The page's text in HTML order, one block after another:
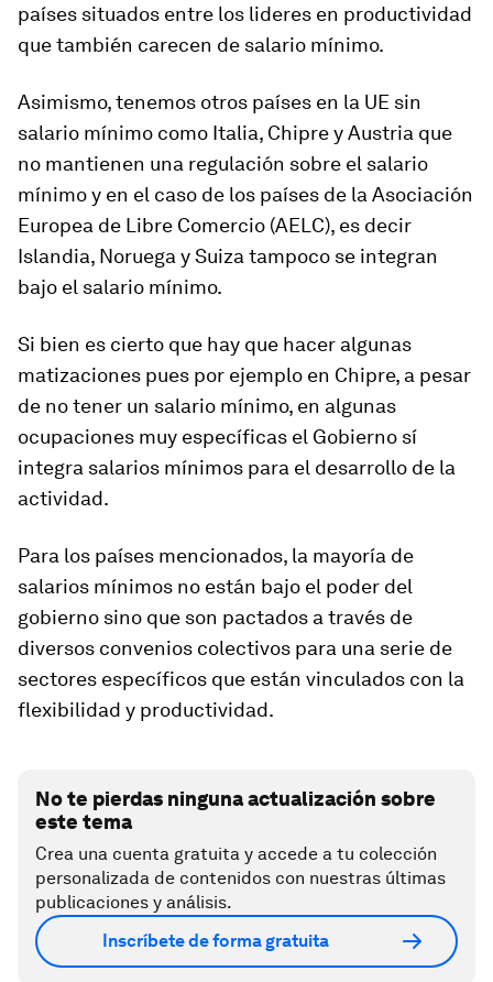
países situados entre los lideres en productividad
que también carecen de salario mínimo.
Asimismo, tenemos otros países en la UE sin
salario mínimo como Italia, Chipre y Austria que
no mantienen una regulación sobre el salario
mínimo y en el caso de los países de la Asociación
Europea de Libre Comercio (AELC), es decir
Islandia, Noruega y Suiza tampoco se integran
bajo el salario mínimo.
Si bien es cierto que hay que hacer algunas
matizaciones pues por ejemplo en Chipre, a pesar
de no tener un salario mínimo, en algunas
ocupaciones muy específicas el Gobierno sí
integra salarios mínimos para el desarrollo de la
actividad.
Para los países mencionados, la mayoría de
salarios mínimos no están bajo el poder del
gobierno sino que son pactados a través de
diversos convenios colectivos para una serie de
sectores específicos que están vinculados con la
flexibilidad y productividad.
No te pierdas ninguna actualización sobre
este tema
Crea una cuenta gratuita y accede a tu colección
personalizada de contenidos con nuestras últimas
publicaciones y análisis.
Inscríbete de forma gratuita